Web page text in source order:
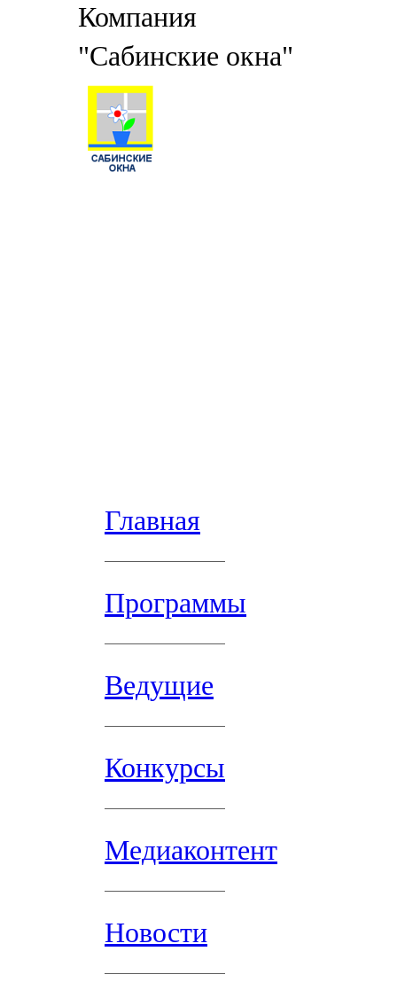
Компания
"Сабинские окна"
Главная
Программы
Ведущие
Конкурсы
Медиаконтент
Новости